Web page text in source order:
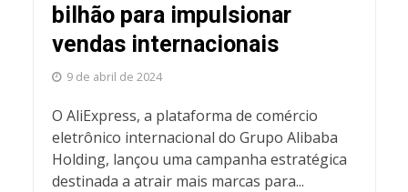
bilhão para impulsionar
vendas internacionais
9 de abril de 2024
O AliExpress, a plataforma de comércio
eletrônico internacional do Grupo Alibaba
Holding, lançou uma campanha estratégica
destinada a atrair mais marcas para...